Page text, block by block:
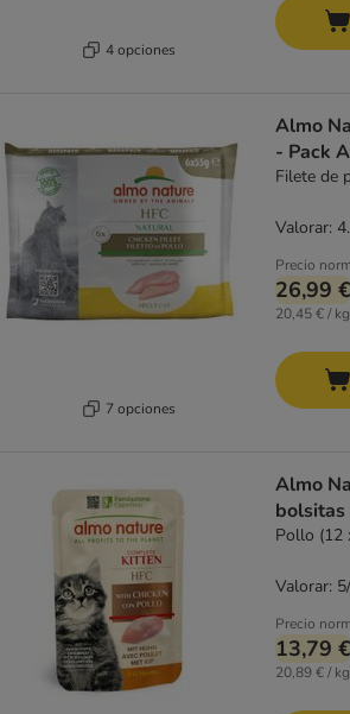
4 opciones
7 opciones
Almo
- Pack
Filete de
Precio
26,99 €
20,45 € / kg
Valorar:
Almo
bolsitas
Pollo (12
Precio
13,79 €
20,89 € / kg
Valorar: